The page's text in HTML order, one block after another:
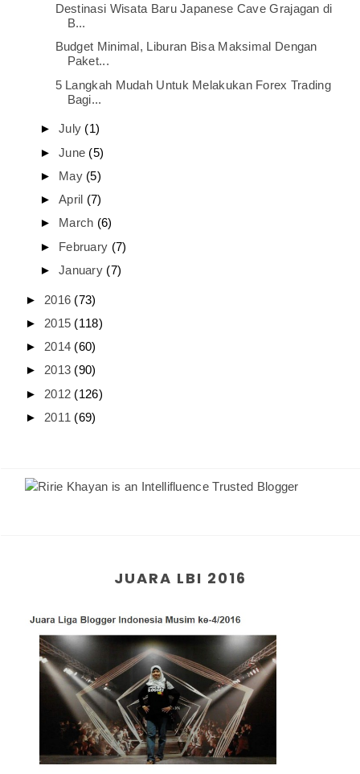
Destinasi Wisata Baru Japanese Cave Grajagan di
B...
Budget Minimal, Liburan Bisa Maksimal Dengan
Paket...
5 Langkah Mudah Untuk Melakukan Forex Trading
Bagi...
► July (1)
► June (5)
► May (5)
► April (7)
► March (6)
► February (7)
► January (7)
► 2016 (73)
► 2015 (118)
► 2014 (60)
► 2013 (90)
► 2012 (126)
► 2011 (69)
JUARA LBI 2016